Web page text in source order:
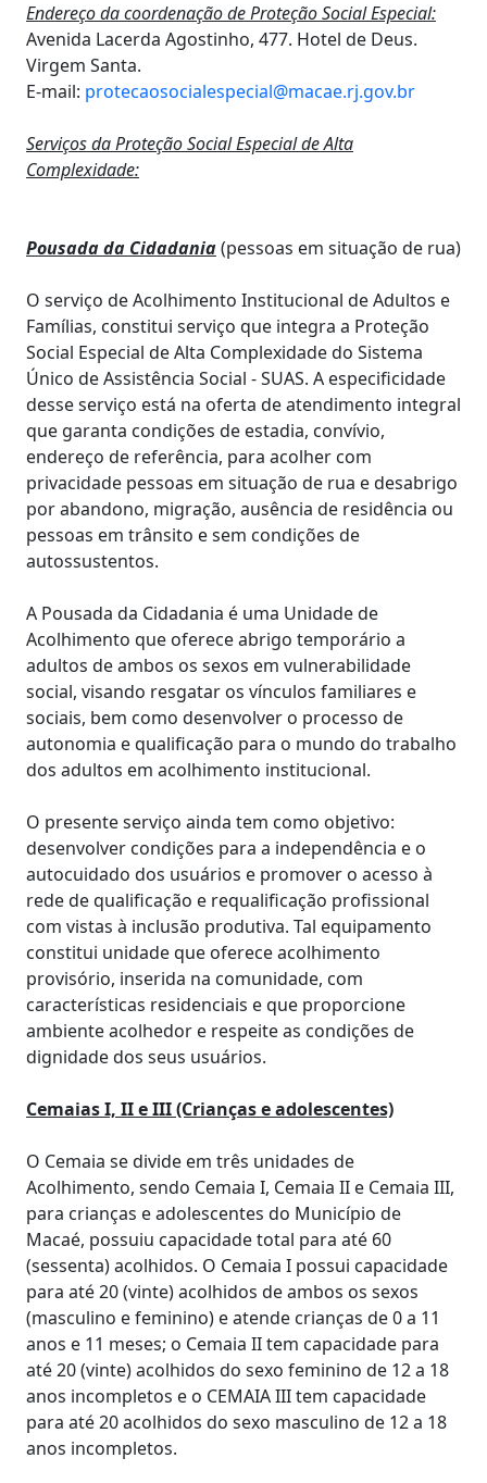
Endereço da coordenação de Proteção Social Especial:
Avenida Lacerda Agostinho, 477. Hotel de Deus.
Virgem Santa.
E-mail: protecaosocialespecial@macae.rj.gov.br
Serviços da Proteção Social Especial de Alta
Complexidade:
Pousada da Cidadania(pessoas em situação de rua)
O serviço de Acolhimento Institucional de Adultos e
Famílias, constitui serviço que integra a Proteção
Social Especial de Alta Complexidade do Sistema
Único de Assistência Social - SUAS. A especificidade
desse serviço está na oferta de atendimento integral
que garanta condições de estadia, convívio,
endereço de referência, para acolher com
privacidade pessoas em situação de rua e desabrigo
por abandono, migração, ausência de residência ou
pessoas em trânsito e sem condições de
autossustentos.
A Pousada da Cidadania é uma Unidade de
Acolhimento que oferece abrigo temporário a
adultos de ambos os sexos em vulnerabilidade
social, visando resgatar os vínculos familiares e
sociais, bem como desenvolver o processo de
autonomia e qualificação para o mundo do trabalho
dos adultos em acolhimento institucional.
O presente serviço ainda tem como objetivo:
desenvolver condições para a independência e o
autocuidado dos usuários e promover o acesso à
rede de qualificação e requalificação profissional
com vistas à inclusão produtiva. Tal equipamento
constitui unidade que oferece acolhimento
provisório, inserida na comunidade, com
características residenciais e que proporcione
ambiente acolhedor e respeite as condições de
dignidade dos seus usuários.
Cemaias I, II e III (Crianças e adolescentes)
O Cemaia se divide em três unidades de
Acolhimento, sendo Cemaia I, Cemaia II e Cemaia III,
para crianças e adolescentes do Município de
Macaé, possuiu capacidade total para até 60
(sessenta) acolhidos. O Cemaia I possui capacidade
para até 20 (vinte) acolhidos de ambos os sexos
(masculino e feminino) e atende crianças de 0 a 11
anos e 11 meses; o Cemaia II tem capacidade para
até 20 (vinte) acolhidos do sexo feminino de 12 a 18
anos incompletos e o CEMAIA III tem capacidade
para até 20 acolhidos do sexo masculino de 12 a 18
anos incompletos.